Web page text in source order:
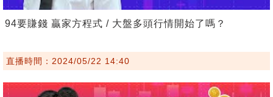
94要賺錢 贏家方程式 / 大盤多頭行情開始了嗎？
直播時間：2024/05/22 14:40